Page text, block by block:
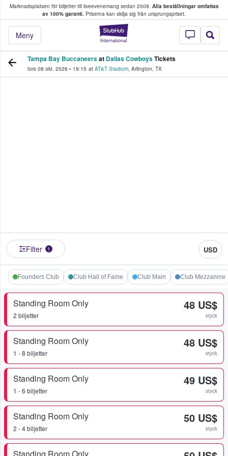
Marknadsplatsen för biljetter till liveevenemang sedan 2009. Alla beställningar omfattas
av 100% garanti. Priserna kan skilja sig från ursprungspriset.
StubHub – där
Meny
köper och säljer biljetter.
Tampa Bay Buccaneersat Dallas CowboysTickets
tors 08 okt. 2026 • 19:15 at AT&T Stadium, Arlington, TX
Filter 1 USD
Founders Club Club Hall of Fame Club Main Club Mezzanine
Standing Room Only
2 biljetter
48 US$
styck
Standing Room Only
1 - 8 biljetter
48 US$
styck
Standing Room Only
1 - 6 biljetter
49 US$
styck
Standing Room Only
2 - 4 biljetter
50 US$
styck